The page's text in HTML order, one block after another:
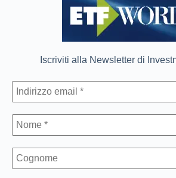
Iscriviti alla Newsletter di